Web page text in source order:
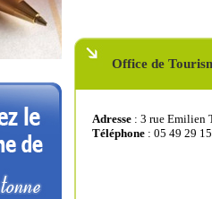
Office de
Adresse : 3 rue Emilien
Téléphone : 05 49 29